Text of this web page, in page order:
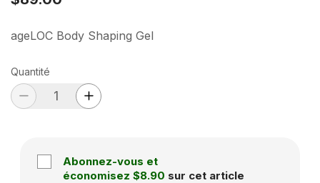
ageLOC Body Shaping Gel
Quantité
Abonnez-vous et
économisez $8.90 sur cet article